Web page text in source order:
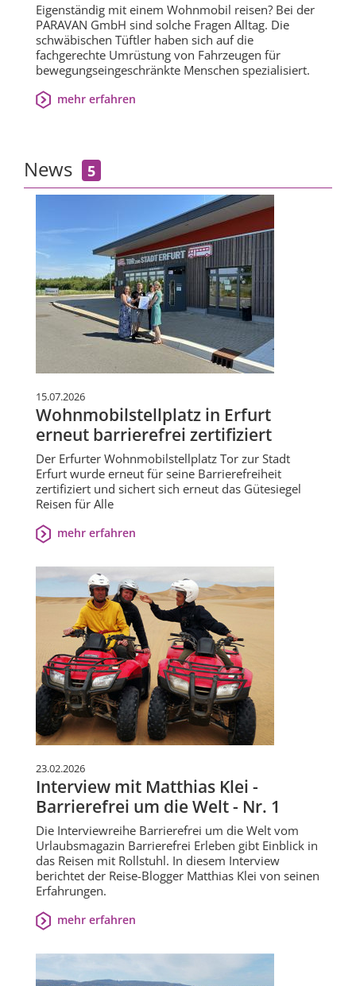
Eigenständig mit einem Wohnmobil reisen? Bei der
PARAVAN GmbH sind solche Fragen Alltag. Die
schwäbischen Tüftler haben sich auf die
fachgerechte Umrüstung von Fahrzeugen für
bewegungseingeschränkte Menschen spezialisiert.
mehr erfahren
News 5
15.07.2026
Wohnmobilstellplatz in Erfurt
erneut barrierefrei zertifiziert
Der Erfurter Wohnmobilstellplatz Tor zur Stadt
Erfurt wurde erneut für seine Barrierefreiheit
zertifiziert und sichert sich erneut das Gütesiegel
Reisen für Alle
mehr erfahren
23.02.2026
Interview mit Matthias Klei -
Barrierefrei um die Welt - Nr. 1
Die Interviewreihe Barrierefrei um die Welt vom
Urlaubsmagazin Barrierefrei Erleben gibt Einblick in
das Reisen mit Rollstuhl. In diesem Interview
berichtet der Reise-Blogger Matthias Klei von seinen
Erfahrungen.
mehr erfahren